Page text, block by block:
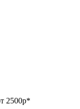
2500р*